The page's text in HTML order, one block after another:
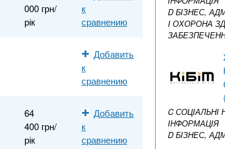
000 грн/
рік
к
сравнению
Добавить
к
сравнению
64
400 грн/
рік
Добавить
к
сравнению
D БІЗНЕС,
I ОХОРОНА
C СОЦІАЛЬНІ
ІНФОРМАЦІЯ
D БІЗНЕС,